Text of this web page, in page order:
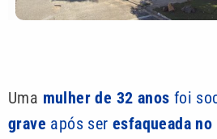
Uma mulher de 32 anos foi
grave após ser esfaqueada